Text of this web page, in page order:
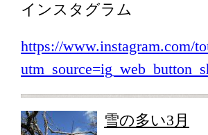
インスタグラム
https://www.instagram.com/
雪の多い3月